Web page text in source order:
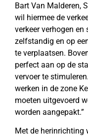
Bart Van Malderen,
wil hiermee de
verkeer verhogen
zelfstandig en op
te verplaatsen.
perfect aan op de
vervoer te
werken in de zone
moeten uitgevoerd
worden aangepakt.”
Met de herinrichting